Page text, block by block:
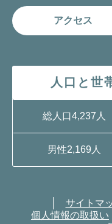
アクセス
人口と世
総人口4,237人
男性2,169人
サイトマ
個人情報の取扱い